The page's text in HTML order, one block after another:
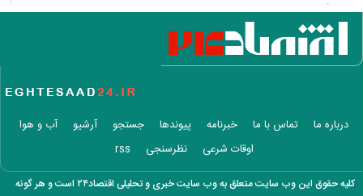
جنگ ایران، سود میلیاردی نفتی‌ها؛ چه کسانی از بحران انرژی سود می‌برند؟
مذاکرات ایران و آمریکا دوباره خبرساز شد؛ ونس چه گفت؟
وقتی درمان خصوصی لوکس می‌شود؛ سهم هزینه‌های پزشکی از حقوق مردم
بازار سهام جان گرفت؛ نقدینگی چرا دوباره به بورس برگشت؟
تنگه هرمز دوباره جنجالی شد/ انتقاد شریعتمداری از مذاکرات ایران و عمان
کشتی عربستان هدف موشک بالستیک قرار گرفت
ماجرای استعفای مسعود پزشکیان چیست؟ / جزئیات موضع رئیس‌جمهور و
درباره ما تماس با ما خبرنامه پیوندها جستجو آرشیو
آب و هوا
اوقات شرعی
نظرسنجی rss
کلیه حقوق این وب سایت متعلق به وب سایت خبری و تحلیلی اقتصاد۲۴ است و هر گونه